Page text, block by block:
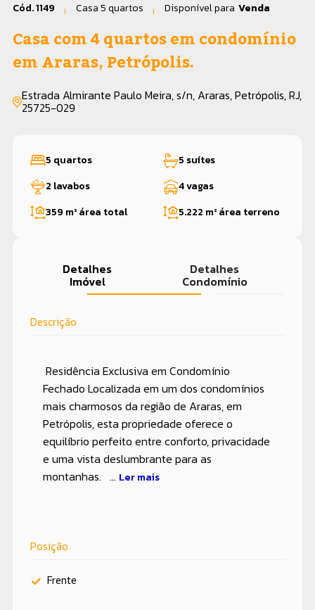
Cód. 1149 Casa 5 quartos Disponível para Venda
Casa com 4 quartos em condomínio
em Araras, Petrópolis.
Estrada Almirante Paulo Meira, s/n, Araras, Petrópolis, RJ,
25725-029
5 quartos
5 suítes
2 lavabos
4 vagas
359 m²área total 5.222 m²área terreno
Detalhes
Imóvel
Detalhes
Condomínio
Descrição
Residência Exclusiva em Condomínio
Fechado Localizada em um dos condomínios
mais charmosos da região de Araras, em
Petrópolis, esta propriedade oferece o
equilíbrio perfeito entre conforto, privacidade
e uma vista deslumbrante para as
montanhas. ... Ler mais
Posição
Frente